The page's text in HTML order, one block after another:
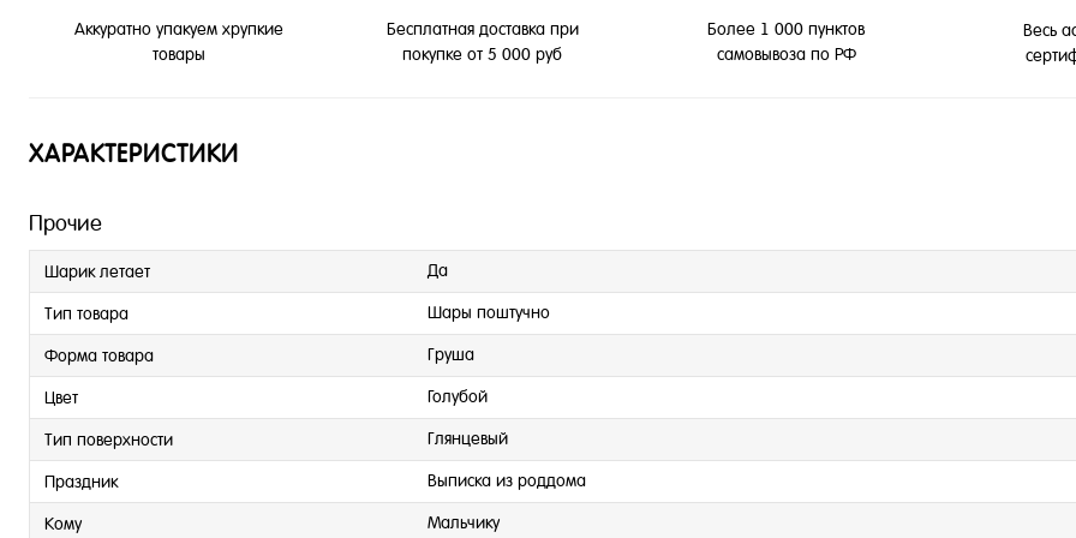
Аккуратно упакуем хрупкие
товары
Бесплатная доставка при
покупке от 5 000 руб
Более 1 000 пунктов
самовывоза по РФ
Весь
ХАРАКТЕРИСТИКИ
Прочие
Шарик летает Да
Тип товара Шары поштучно
Форма товара Груша
Цвет Голубой
Тип поверхности Глянцевый
Праздник Выписка из роддома
Кому Мальчику